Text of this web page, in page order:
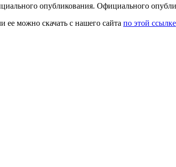
опубликования. Официального
ее можно скачать с нашего сайта по этой ссылке